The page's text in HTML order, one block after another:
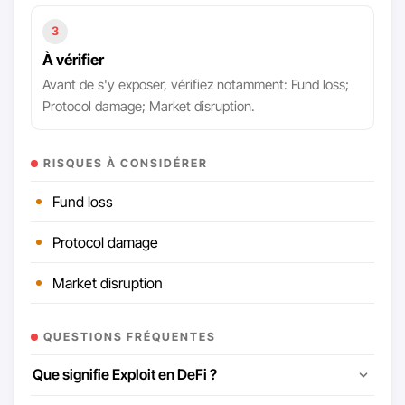
3
À vérifier
Avant de s'y exposer, vérifiez notamment: Fund loss;
Protocol damage; Market disruption.
RISQUES À CONSIDÉRER
Fund loss
Protocol damage
Market disruption
QUESTIONS FRÉQUENTES
Que signifie Exploit en DeFi ?